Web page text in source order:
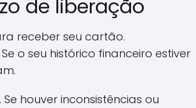
de liberação
receber seu cartão.
o seu histórico financeiro estiver
houver inconsistências ou